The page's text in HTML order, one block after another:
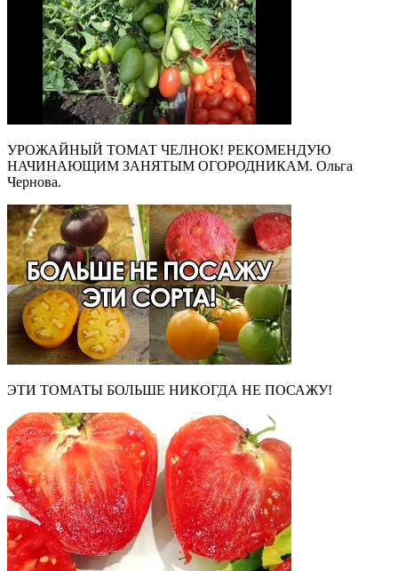
УРОЖАЙНЫЙ ТОМАТ ЧЕЛНОК! РЕКОМЕНДУЮ
НАЧИНАЮЩИМ ЗАНЯТЫМ ОГОРОДНИКАМ. Ольга
Чернова.
ЭТИ ТОМАТЫ БОЛЬШЕ НИКОГДА НЕ ПОСАЖУ!